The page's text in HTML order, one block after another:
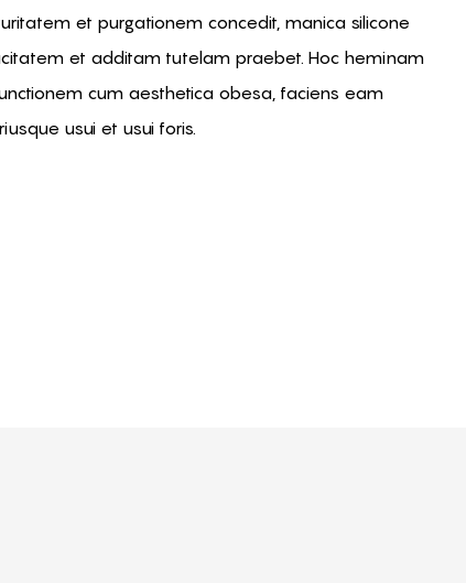
et purgationem concedit, manica silicone
et additam tutelam praebet. Hoc heminam
cum aesthetica obesa, faciens eam
usui et usui foris.